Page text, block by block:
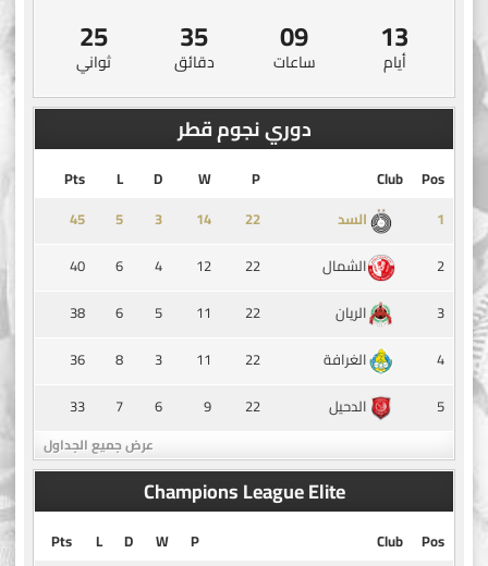
13
أيام
09
ساعات
35
دقائق
24
ثواني
دوري نجوم قطر
Pos
Club
P
W
D
L
Pts
1
السد ‏22
14
3
5
45
2
الشمال 22
12
4
6
40
3
الريان 22
11
5
6
38
4
الغرافة 22
11
3
8
36
5
الدحيل 22
9
6
7
33
عرض جميع الجداول
Champions League Elite
Pos
Club
P
W
D
L
Pts